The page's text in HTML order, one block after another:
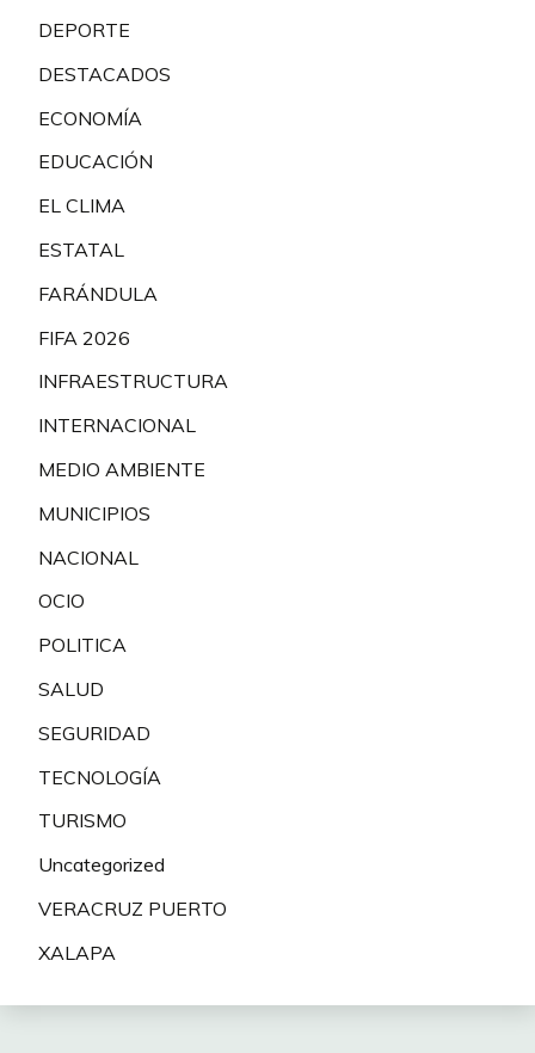
DEPORTE
DESTACADOS
ECONOMÍA
EDUCACIÓN
EL CLIMA
ESTATAL
FARÁNDULA
FIFA 2026
INFRAESTRUCTURA
INTERNACIONAL
MEDIO AMBIENTE
MUNICIPIOS
NACIONAL
OCIO
POLITICA
SALUD
SEGURIDAD
TECNOLOGÍA
TURISMO
Uncategorized
VERACRUZ PUERTO
XALAPA